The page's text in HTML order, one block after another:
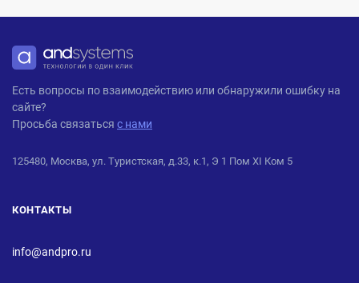
ANDPRO
Есть вопросы по взаимодействию или обнаружили ошибку на
сайте?
Просьба связаться с нами
125480, Москва, ул. Туристская, д.33, к.1, Э 1 Пом XI Ком 5
КОНТАКТЫ
info@andpro.ru